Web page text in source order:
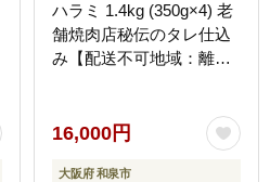
ハラミ 1.4kg (350g×4) 老
舗焼肉店秘伝のタレ仕込
み【配送不可地域：離
16,000円
大阪府 和泉市